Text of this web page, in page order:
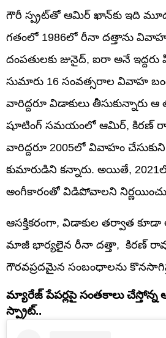
గౌరీ స్ప్రట్‌తో ఆమిర్ ఖాన్‌కు ఇది
గతంలో 1986లో రీనా దత్తాను
దంపతులకు జునైద్, ఐరా అనే
సుమారు 16 సంవత్సరాల వివాహ
వారిద్దరూ విడాకులు తీసుకున్నారు ఆ
షూటింగ్ సమయంలో ఆమిర్, కిరణ్
వారిద్దరూ 2005లో వివాహం
కుమారుడిని కన్నారు. అయితే,
అంగీకారంతో విడిపోవాలని
ఆసక్తికరంగా, విడాకుల తర్వాత
మాజీ భార్యలైన రీనా దత్తా, కిరణ్
గౌరవప్రదమైన సంబంధాలను
మ్యారేజ్ పేపర్లపై సంతకాలు
స్ప్రాట్..